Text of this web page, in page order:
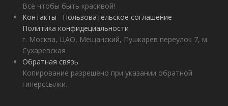
Всё чтобы быть красивой!
Контакты
Пользовательское соглашение
Политика конфидециальности
г. Москва, ЦАО, Мещанский, Пушкарев переулок 7, м.
Сухаревская
Обратная связь
Копирование разрешено при указании обратной
гиперссылки.